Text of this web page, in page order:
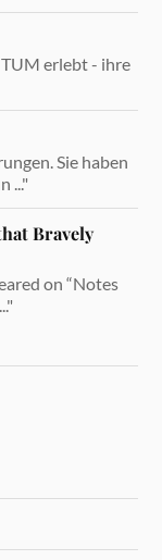
erlebt - ihre
Sie haben
..."
Bravely
on “Notes